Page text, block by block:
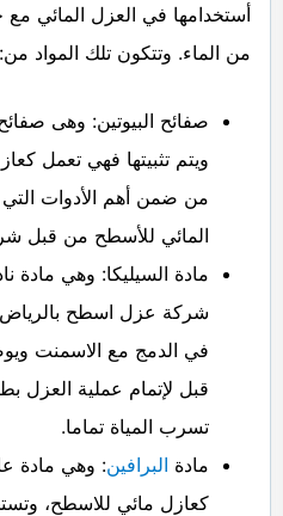
أستخدامها في العزل المائي
من الماء. وتتكون تلك المواد من:
صفائح البيوتين: وهى
ويتم تثبيتها فهي تعمل
من ضمن أهم الأدوات
المائي للأسطح من قبل
مادة السيليكا: وهي مادة
شركة عزل اسطح بالرياض.
في الدمج مع الاسمنت
قبل لإتمام عملية العزل
تسرب المياة تماما.
مادة البرافين: وهي مادة
كعازل مائي للاسطح،